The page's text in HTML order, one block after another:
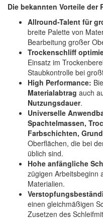
Die bekannten Vorteile der
Allround-Talent für
breite Palette von
Bearbeitung großer
Trockenschliff
Einsatz im
Staubkontrolle bei
High Performance:
Materialabtrag auch
Nutzungsdauer.
Universelle
Spachtelmassen,
Farbschichten,
Oberflächen, die bei
üblich sind.
Hohe anfängliche
zügigen Arbeitsbeginn
Materialien.
einen gleichmäßigen
Zusetzen des